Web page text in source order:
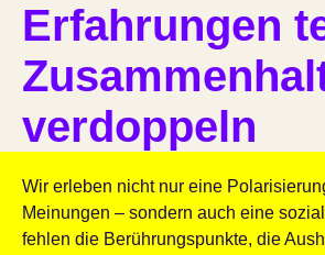
Erfahrungen
verdoppeln
Wir erleben nicht nur eine
Meinungen – sondern auch eine
fehlen die Berührungspunkte, die